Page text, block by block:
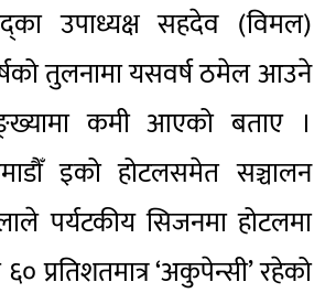
उपाध्यक्ष सहदेव (विमल)
तुलनामा यसवर्ष ठमेल आउने
कमी आएको बताए ।
इको होटलसमेत सञ्चालन
पर्यटकीय सिजनमा होटलमा
प्रतिशतमात्र ‘अकुपेन्सी’ रहेको